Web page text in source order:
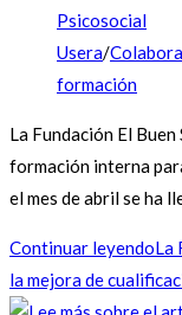
Psicosocial
Usera/
formación
La Fundación El
formación interna
el mes de abril se ha
Continuar leyendoLa
la mejora de